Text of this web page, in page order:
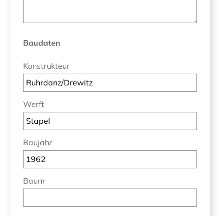
Baudaten
Konstrukteur
Werft
Baujahr
Baunr